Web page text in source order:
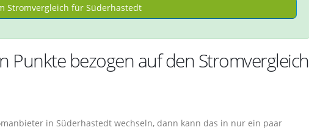
Stromvergleich für Süderhastedt
Punkte bezogen auf den Stromvergleich
in Süderhastedt wechseln, dann kann das in nur ein paar